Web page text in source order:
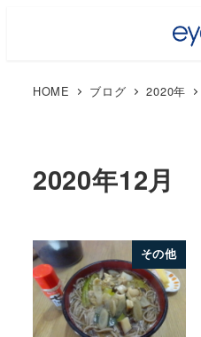
HOME ブログ 2020年
2020年12月
その他